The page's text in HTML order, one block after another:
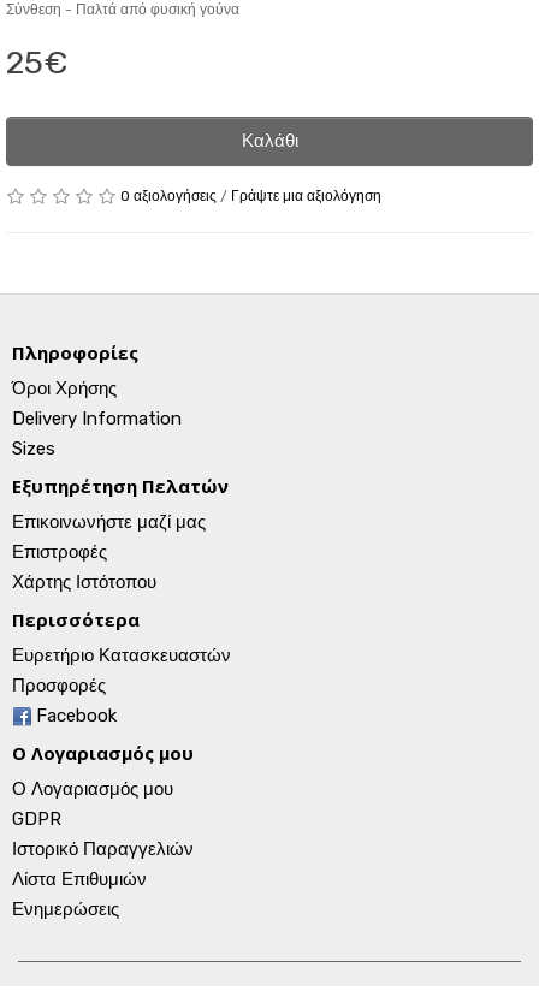
Σύνθεση - Παλτά από φυσική γούνα
25€
Καλάθι
0 αξιολογήσεις / Γράψτε μια αξιολόγηση
Πληροφορίες
Όροι Χρήσης
Delivery Information
Sizes
Εξυπηρέτηση Πελατών
Επικοινωνήστε μαζί μας
Επιστροφές
Χάρτης Ιστότοπου
Περισσότερα
Ευρετήριο Κατασκευαστών
Προσφορές
Facebook
Ο Λογαριασμός μου
Ο Λογαριασμός μου
GDPR
Ιστορικό Παραγγελιών
Λίστα Επιθυμιών
Ενημερώσεις